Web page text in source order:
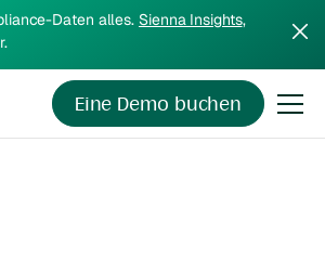
Daten alles. Sienna Insights,
Eine Demo buchen